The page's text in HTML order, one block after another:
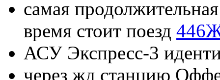
самая
время стоит поезд
АСУ Экспресс-3
через жд станцию